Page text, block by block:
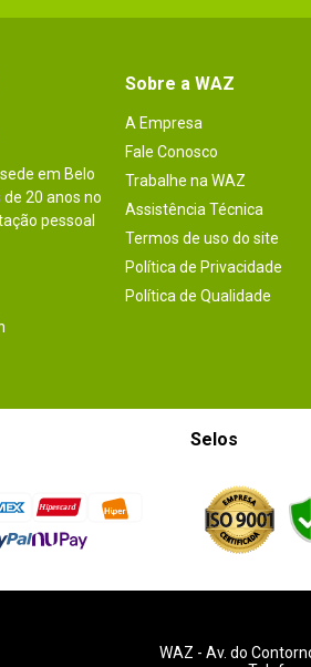
em Belo
20 anos no
pessoal
Sobre a WAZ
A Empresa
Fale Conosco
Trabalhe na WAZ
Assistência Técnica
Termos de uso do site
Política de Privacidade
Política de Qualidade
Selos
WAZ - Av. do